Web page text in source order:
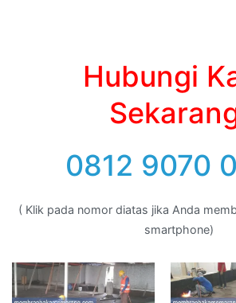
Hubungi
0812 9070
( Klik pada nomor diatas jika Anda
smartphone)